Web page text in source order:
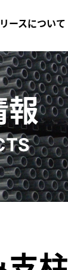
ースについて
報